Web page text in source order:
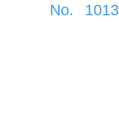
1013
​No.